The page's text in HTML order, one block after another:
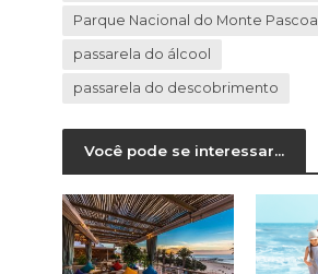
Parque Nacional do Monte Pascoal
passarela do álcool
passarela do descobrimento
Você pode se interessar...